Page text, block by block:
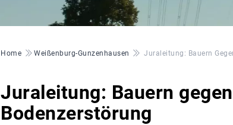
Pfadnavigation
Home Weißenburg-Gunzenhausen Juraleitung: Bauern
Juraleitung: Bauern
Bodenzerstörung